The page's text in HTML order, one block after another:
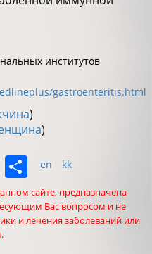
институтов
gastroenteritis.html
)
)
EmailShare
en kk
сайте, предназначена
Вас вопросом и не
и лечения заболеваний или